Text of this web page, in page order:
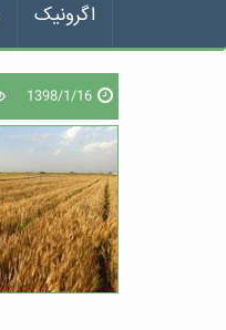
اگرونیک
1398/1/16